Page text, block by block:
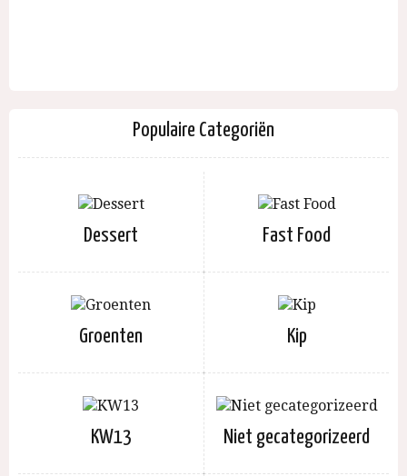
Populaire Categoriën
Dessert Fast Food
Groenten Kip
KW13 Niet gecategorizeerd